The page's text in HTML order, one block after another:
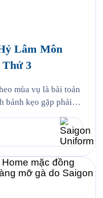
Lâm Môn
Thứ 3
mùa vụ là bài toán
bánh kẹo gặp phải
Thu về, Hỷ Lâm
chuẩn bị một bộ đồng